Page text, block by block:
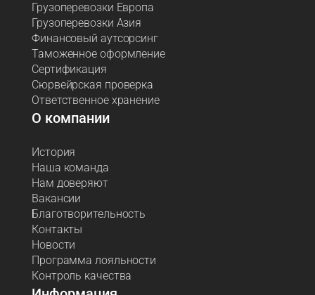
Грузоперевозки Европа
Грузоперевозки Азия
Финансовый аутсорсинг
Таможенное оформление
Сертификация
Сюрвейрская проверка
Ответственное хранение
О компании
История
Наша команда
Нам доверяют
Вакансии
Благотворительность
Контакты
Новости
Программа лояльности
Контроль качества